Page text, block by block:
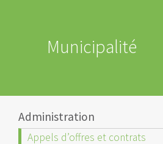
Municipalité
Administration
Appels d’offres et contrats